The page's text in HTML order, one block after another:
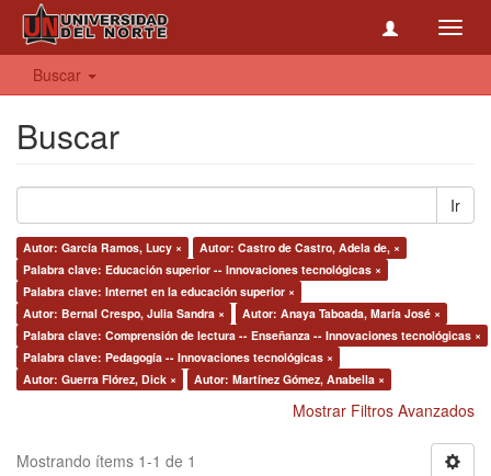
Buscar
Buscar
Ir
Autor: García Ramos, Lucy ×
Autor: Castro de Castro, Adela de, ×
Palabra clave: Educación superior -- Innovaciones tecnológicas ×
Palabra clave: Internet en la educación superior ×
Autor: Bernal Crespo, Julia Sandra ×
Autor: Anaya Taboada, María José ×
Palabra clave: Comprensión de lectura -- Enseñanza -- Innovaciones tecnológicas ×
Palabra clave: Pedagogía -- Innovaciones tecnológicas ×
Autor: Guerra Flórez, Dick ×
Autor: Martínez Gómez, Anabella ×
Mostrar Filtros Avanzados
Mostrando ítems 1-1 de 1